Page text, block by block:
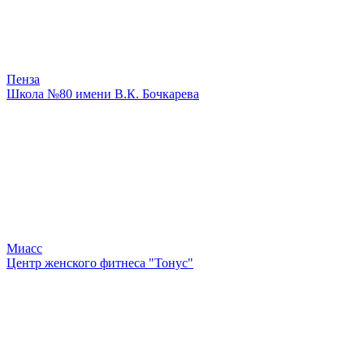
Пенза
Школа №80 имени В.К. Бочкарева
Миасс
Центр женского фитнеса "Тонус"